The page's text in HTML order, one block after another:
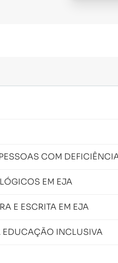
COM
EM EJA
E ESCRITA EM EJA
EDUCAÇÃO INCLUSIVA